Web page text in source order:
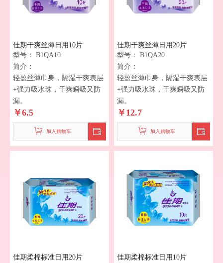
佳期干爽丝薄日用10片
型号：
B1QA10
简介：
轻盈丝薄巾身，隔湿干爽表层
+强力吸水珠，干爽瞬吸又防
漏。
￥6.5
加入购物车
佳期干爽丝薄日用20片
型号：
B1QA20
简介：
轻盈丝薄巾身，隔湿干爽表层
+强力吸水珠，干爽瞬吸又防
漏。
￥ 12.7
加入购物车
佳期柔棉标准日用20片
佳期柔棉标准日用10片